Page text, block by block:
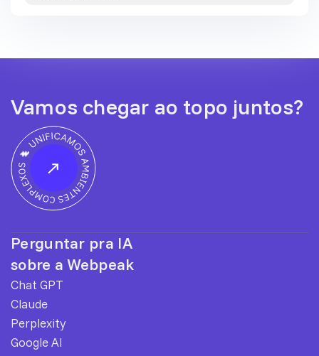
Vamos chegar ao topo juntos?
Perguntar pra IA
sobre a Webpeak
Chat GPT
Claude
Perplexity
Google AI